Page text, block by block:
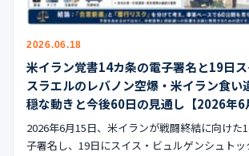
2026.06.18
米イラン覚書14カ条の電子署名と19日
スラエルのレバノン空爆・米イラン食い
穏な動きと今後60日の見通し【2026年6
2026年6月15日、米イランが戦闘終結に向けた
子署名し、19日にスイス・ビュルゲンシュト